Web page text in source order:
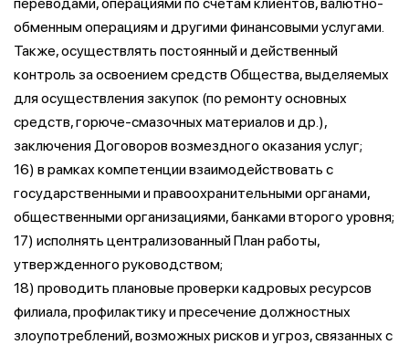
обменным операциям и другими финансовыми услугами.
Также, осуществлять постоянный и действенный
контроль за освоением средств Общества, выделяемых
для осуществления закупок (по ремонту основных
средств, горюче-смазочных материалов и др.),
заключения Договоров возмездного оказания услуг;
16) в рамках компетенции взаимодействовать с
государственными и правоохранительными органами,
общественными организациями, банками второго уровня;
17) исполнять централизованный План работы,
утвержденного руководством;
18) проводить плановые проверки кадровых ресурсов
филиала, профилактику и пресечение должностных
злоупотреблений, возможных рисков и угроз, связанных с